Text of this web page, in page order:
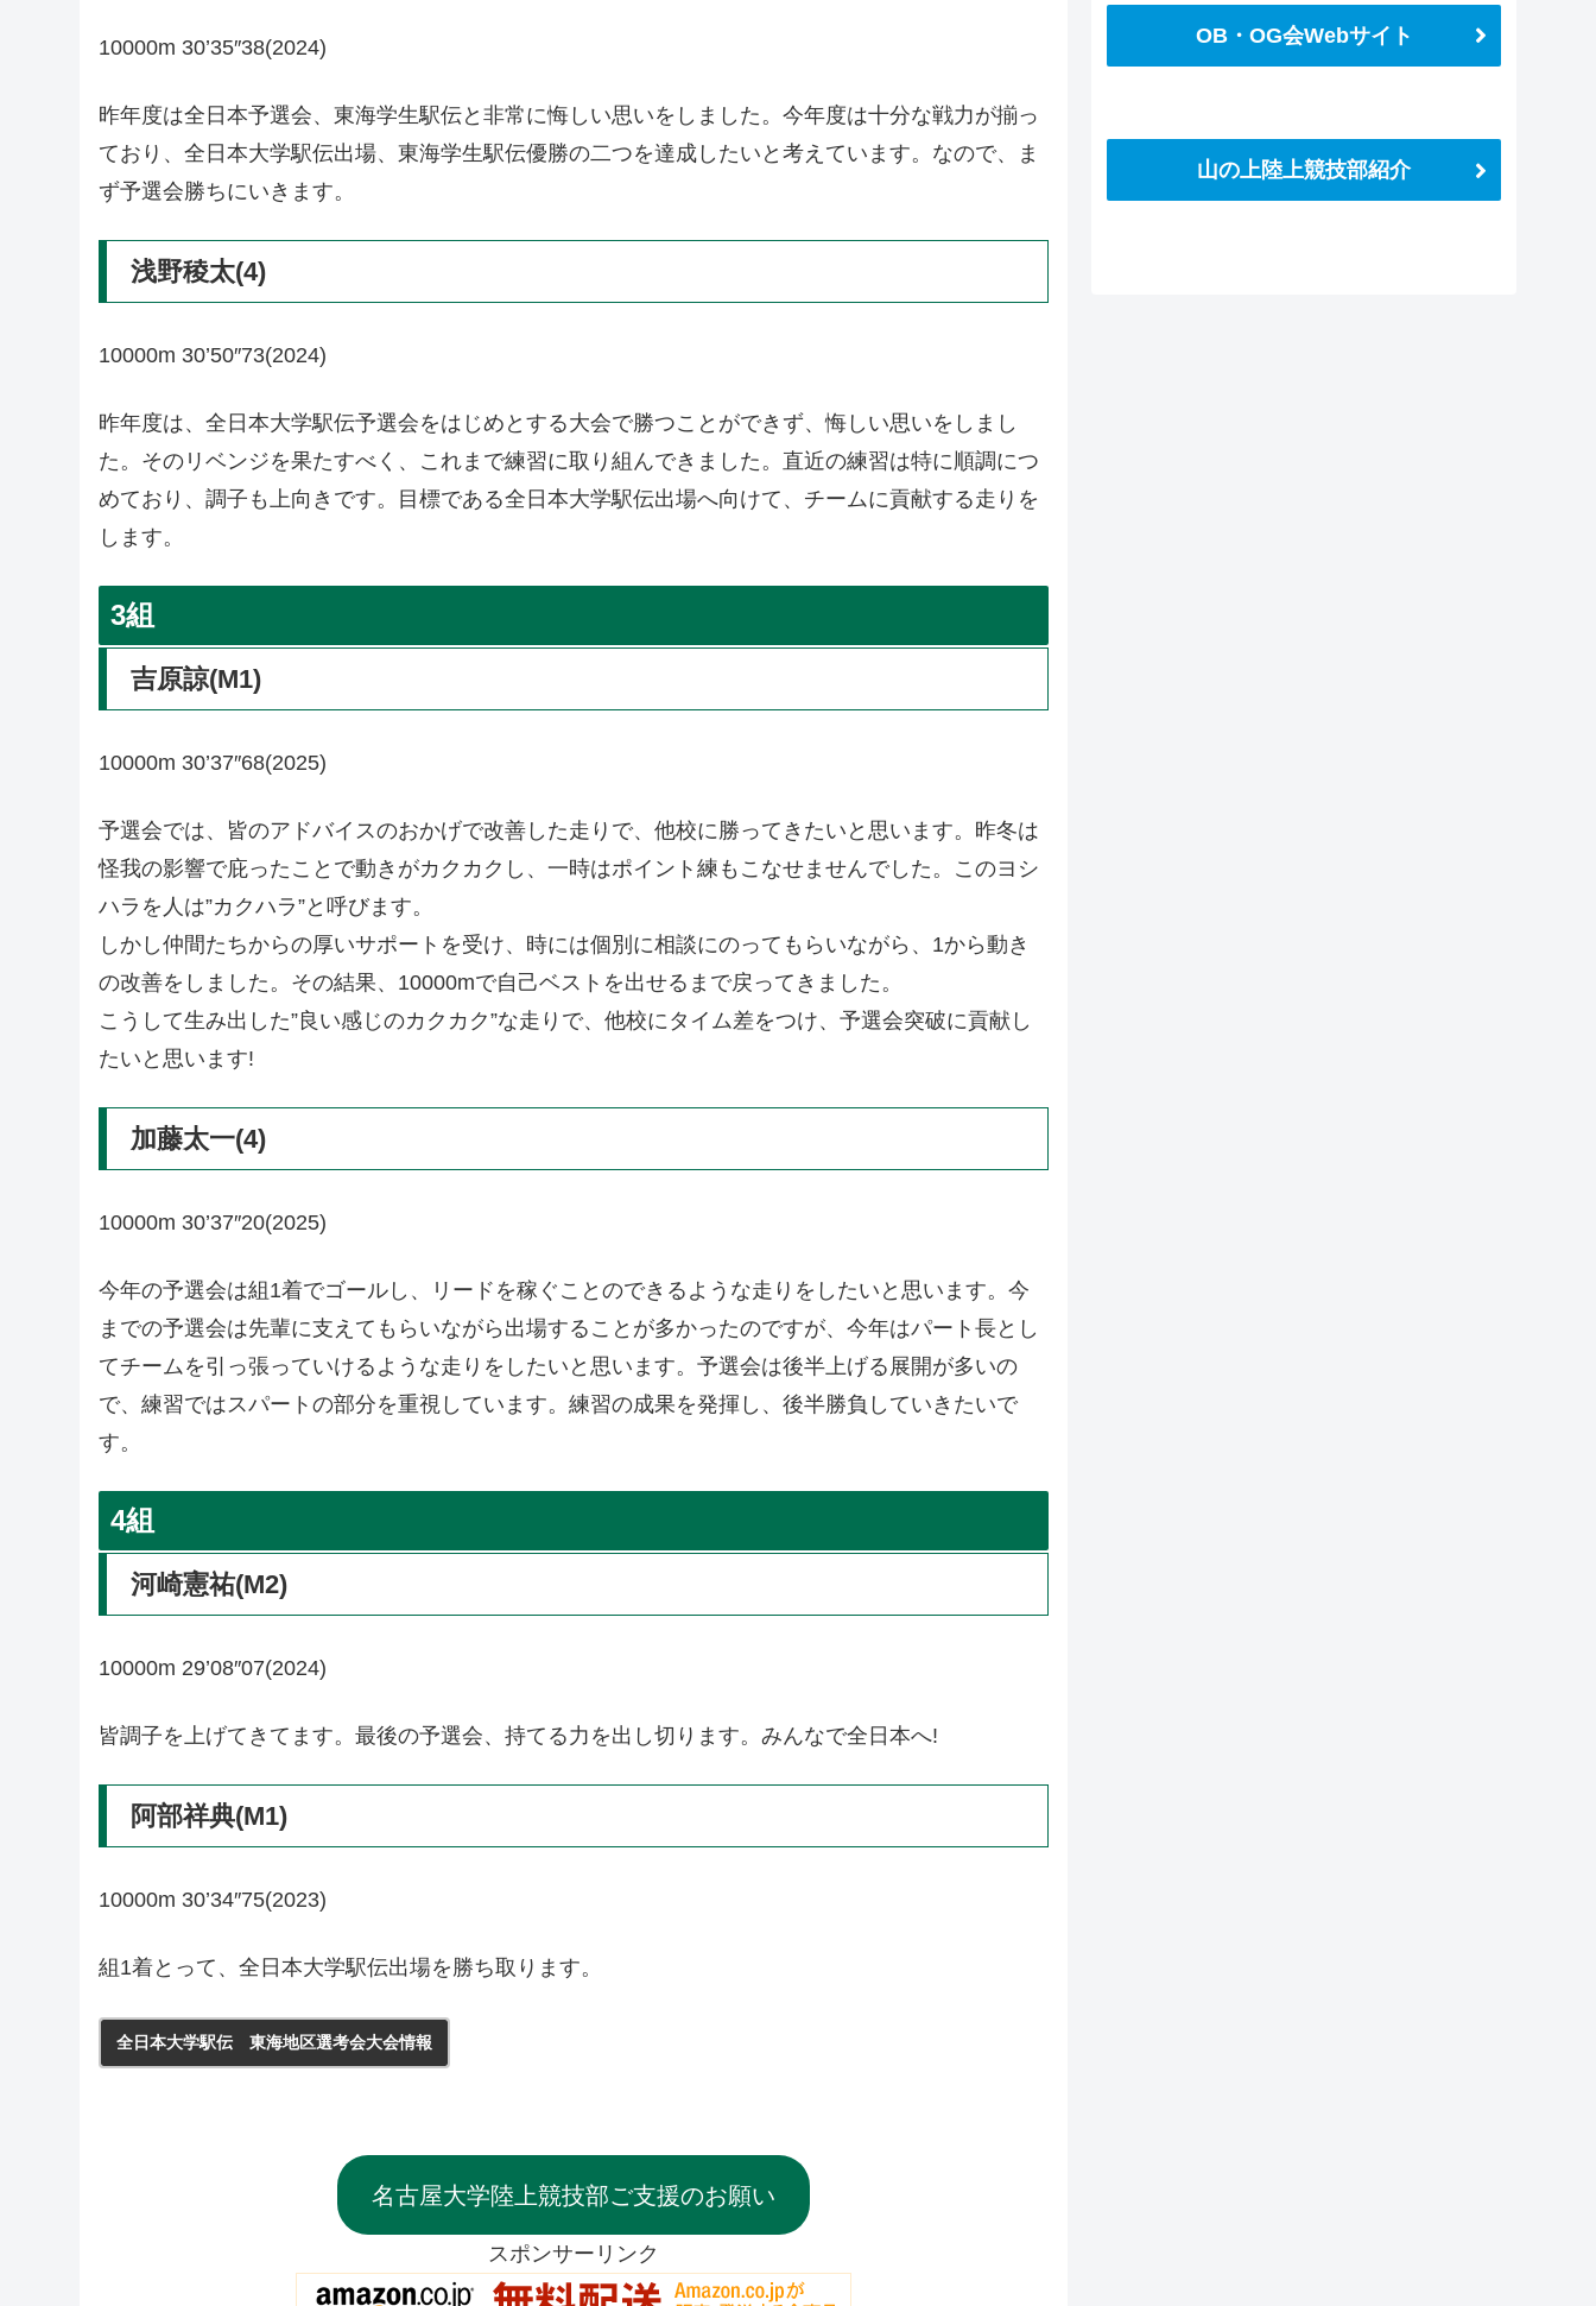
10000m 30’35″38(2024)
昨年度は全日本予選会、東海学生駅伝と非常に悔しい思いをしました。今年度は十分な戦力が揃っ
ており、全日本大学駅伝出場、東海学生駅伝優勝の二つを達成したいと考えています。なので、ま
ず予選会勝ちにいきます。
浅野稜太(4)
10000m 30’50″73(2024)
昨年度は、全日本大学駅伝予選会をはじめとする大会で勝つことができず、悔しい思いをしまし
た。そのリベンジを果たすべく、これまで練習に取り組んできました。直近の練習は特に順調につ
めており、調子も上向きです。目標である全日本大学駅伝出場へ向けて、チームに貢献する走りを
します。
3組
吉原諒(M1)
10000m 30’37″68(2025)
予選会では、皆のアドバイスのおかげで改善した走りで、他校に勝ってきたいと思います。昨冬は
怪我の影響で庇ったことで動きがカクカクし、一時はポイント練もこなせませんでした。このヨシ
ハラを人は”カクハラ”と呼びます。
しかし仲間たちからの厚いサポートを受け、時には個別に相談にのってもらいながら、1から動き
の改善をしました。その結果、10000mで自己ベストを出せるまで戻ってきました。
こうして生み出した”良い感じのカクカク”な走りで、他校にタイム差をつけ、予選会突破に貢献し
たいと思います!
加藤太一(4)
10000m 30’37″20(2025)
今年の予選会は組1着でゴールし、リードを稼ぐことのできるような走りをしたいと思います。今
までの予選会は先輩に支えてもらいながら出場することが多かったのですが、今年はパート長とし
てチームを引っ張っていけるような走りをしたいと思います。予選会は後半上げる展開が多いの
で、練習ではスパートの部分を重視しています。練習の成果を発揮し、後半勝負していきたいで
す。
4組
河崎憲祐(M2)
10000m 29’08″07(2024)
皆調子を上げてきてます。最後の予選会、持てる力を出し切ります。みんなで全日本へ!
阿部祥典(M1)
10000m 30’34″75(2023)
組1着とって、全日本大学駅伝出場を勝ち取ります。
全日本大学駅伝 東海地区選考会大会情報
名古屋大学陸上競技部ご支援のお願い
スポンサーリンク
OB・OG会Webサイト
山の上陸上競技部紹介